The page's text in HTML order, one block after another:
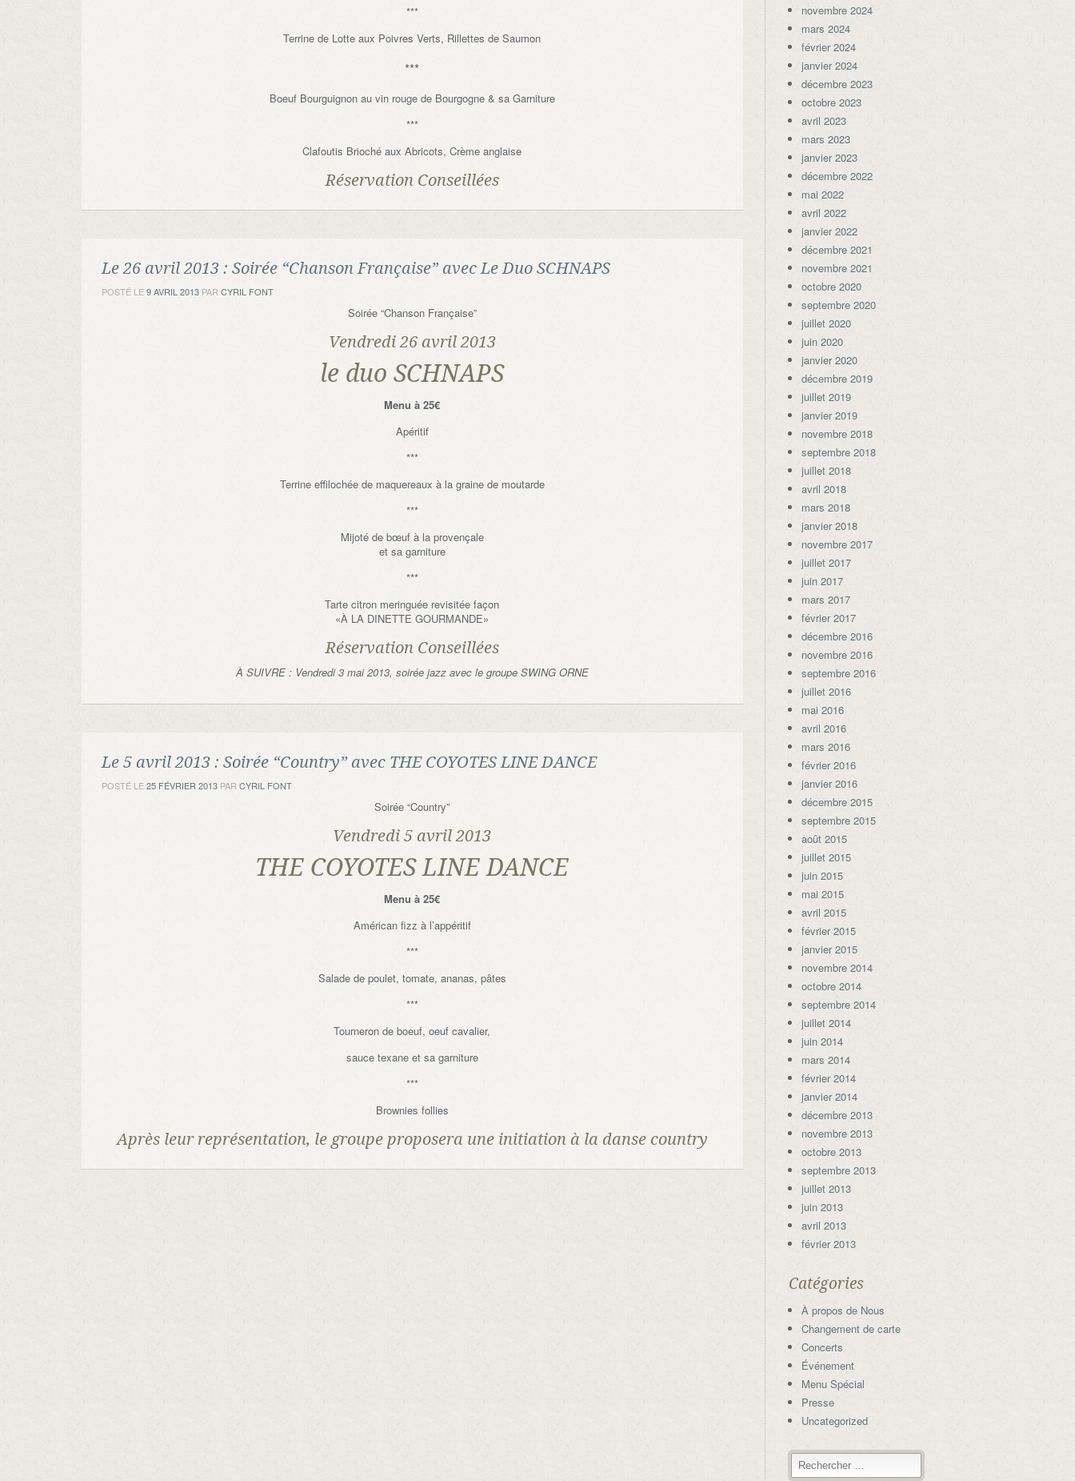
***
Terrine de Lotte aux Poivres Verts, Rillettes de Saumon
***
Boeuf Bourguignon au vin rouge de Bourgogne & sa Garniture
***
Clafoutis Brioché aux Abricots, Crème anglaise
Réservation Conseillées
Le 26 avril 2013 : Soirée “Chanson Française” avec Le Duo SCHNAPS
POSTÉ LE9 AVRIL 2013 PAR CYRIL FONT
Soirée “Chanson Française”
Vendredi 26 avril 2013
le duo SCHNAPS
Menu à 25€
Apéritif
***
Terrine effilochée de maquereaux à la graine de moutarde
***
Mijoté de bœuf à la provençale
et sa garniture
***
Tarte citron meringuée revisitée façon
«À LA DINETTE GOURMANDE»
Réservation Conseillées
À SUIVRE : Vendredi 3 mai 2013, soirée jazz avec le groupe SWING ORNE
Le 5 avril 2013 : Soirée “Country” avec THE COYOTES LINE DANCE
POSTÉ LE25 FÉVRIER 2013 PAR CYRIL FONT
Soirée “Country”
Vendredi 5 avril 2013
THE COYOTES LINE DANCE
Menu à 25€
Américan fizz à l’appéritif
***
Salade de poulet, tomate, ananas, pâtes
***
Tourneron de boeuf, oeuf cavalier,
sauce texane et sa garniture
***
Brownies follies
Après leur représentation, le groupe proposera une initiation à la danse country
novembre 2024
mars 2024
février 2024
janvier 2024
décembre 2023
octobre 2023
avril 2023
mars 2023
janvier 2023
décembre 2022
mai 2022
avril 2022
janvier 2022
décembre 2021
novembre 2021
octobre 2020
septembre 2020
juillet 2020
juin 2020
janvier 2020
décembre 2019
juillet 2019
janvier 2019
novembre 2018
septembre 2018
juillet 2018
avril 2018
mars 2018
janvier 2018
novembre 2017
juillet 2017
juin 2017
mars 2017
février 2017
décembre 2016
novembre 2016
septembre 2016
juillet 2016
mai 2016
avril 2016
mars 2016
février 2016
janvier 2016
décembre 2015
septembre 2015
août 2015
juillet 2015
juin 2015
mai 2015
avril 2015
février 2015
janvier 2015
novembre 2014
octobre 2014
septembre 2014
juillet 2014
juin 2014
mars 2014
février 2014
janvier 2014
décembre 2013
novembre 2013
octobre 2013
septembre 2013
juillet 2013
juin 2013
avril 2013
février 2013
Catégories
À propos de Nous
Changement de carte
Concerts
Événement
Menu Spécial
Presse
Uncategorized